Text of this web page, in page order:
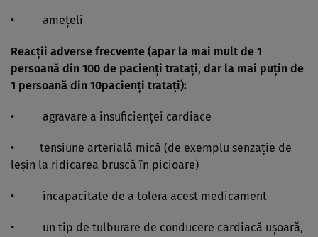
• ameţeli
Reacţii adverse frecvente (apar la mai mult de 1
persoană din 100 de pacienţi trataţi, dar la mai puţin de
1 persoană din 10pacienţi trataţi):
• agravare a insuficienţei cardiace
• tensiune arterială mică (de exemplu senzaţie de
leşin la ridicarea bruscă în picioare)
• incapacitate de a tolera acest medicament
• un tip de tulburare de conducere cardiacă uşoară,